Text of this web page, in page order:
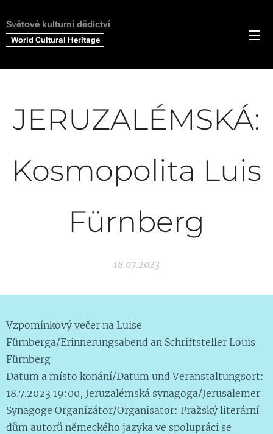
Světové kulturní dědictví
World Cultural Heritage
JERUZALÉMSKÁ:
Kosmopolita Luis
Fürnberg
18.07.2023
Vzpomínkový večer na Luise
Fürnberga/Erinnerungsabend an Schriftsteller Louis
Fürnberg
Datum a místo konání/Datum und Veranstaltungsort:
18.7.2023 19:00, Jeruzalémská synagoga/Jerusalemer
Synagoge Organizátor/Organisator: Pražský literární
dům autorů německého jazyka ve spolupráci se